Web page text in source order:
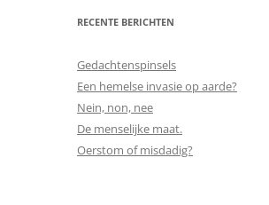
RECENTE BERICHTEN
Gedachtenspinsels
Een hemelse invasie op aarde?
Nein, non, nee
De menselijke maat.
Oerstom of misdadig?